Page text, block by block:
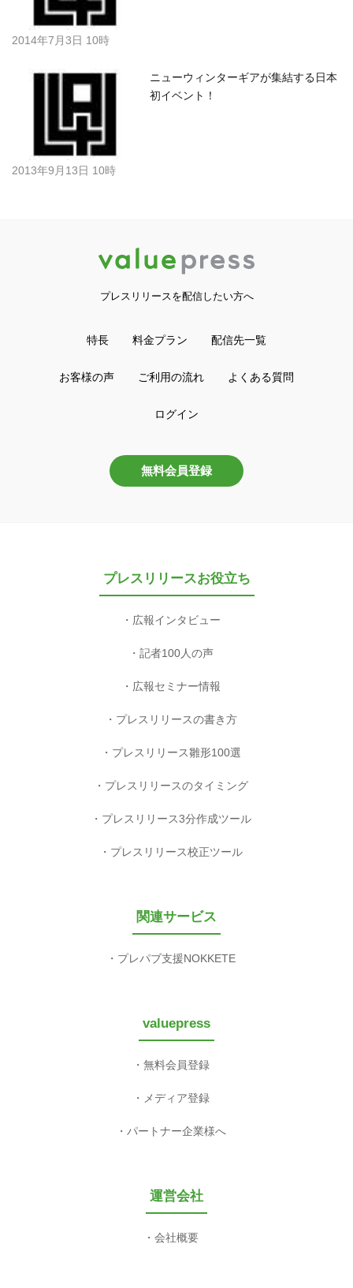
2014年7月3日 10時
ニューウィンターギアが集結する日本
初イベント！
2013年9月13日 10時
プレスリリースを配信したい方へ
特長 料金プラン 配信先一覧
お客様の声 ご利用の流れ よくある質問
ログイン
無料会員登録
プレスリリースお役立ち
広報インタビュー
記者100人の声
広報セミナー情報
プレスリリースの書き方
プレスリリース雛形100選
プレスリリースのタイミング
プレスリリース3分作成ツール
プレスリリース校正ツール
関連サービス
プレパブ支援NOKKETE
valuepress
無料会員登録
メディア登録
パートナー企業様へ
運営会社
会社概要